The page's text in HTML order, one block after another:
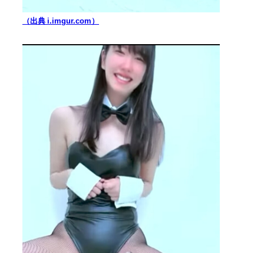
（出典 i.imgur.com）